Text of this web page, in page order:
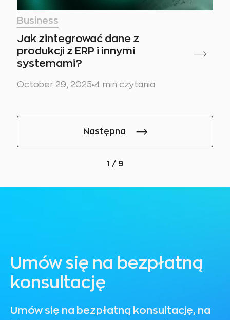
Business
Jak zintegrować dane z
produkcji z ERP i innymi
systemami?
October 29, 2025 4 min czytania
Następna
1 / 9
Umów się na bezpłatną
konsultację
Umów się na bezpłatną konsultację, na